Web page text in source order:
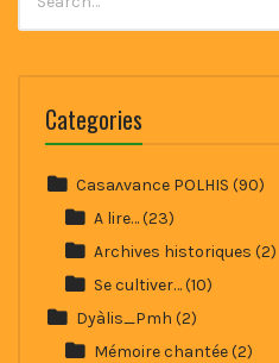
for:
Categories
Casaʌvance POLHIS (90)
A lire…(23)
Archives historiques (2)
Se cultiver…(10)
Dyàlis_Pmh (2)
Mémoire chantée(2)